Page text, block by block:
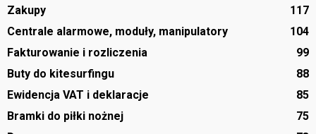
Zakupy
117
Centrale alarmowe, moduły, manipulatory
104
Fakturowanie i rozliczenia
99
Buty do kitesurfingu
88
Ewidencja VAT i deklaracje
85
Bramki do piłki nożnej
75